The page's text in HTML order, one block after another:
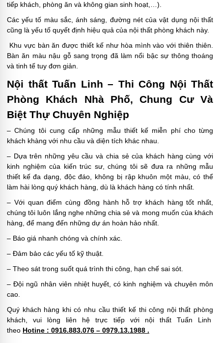
tiếp khách, phòng ăn và không gian sinh hoạt,…).
Các yếu tố màu sắc, ánh sáng, đường nét của vật dụng nội thất
cũng là yếu tố quyết định hiệu quả của nội thất phòng khách này.
Khu vực bàn ăn được thiết kế như hòa mình vào với thiên thiên.
Bàn ăn màu nậu gỗ sang trọng đã làm nổi bậc sự thông thoáng
và tinh tế tuy đơn giản.
Nội thất Tuấn Linh – Thi Công Nội Thất
Phòng Khách Nhà Phố, Chung Cư Và
Biệt Thự Chuyên Nghiệp
– Chúng tôi cung cấp những mẫu thiết kế miễn phí cho từng
khách khàng với nhu cầu và diện tích khác nhau.
– Dựa trên những yêu cầu và chia sẻ của khách hàng cùng với
kinh nghiệm của kiến trúc sư, chúng tôi sẽ đưa ra những mẫu
thiết kế đa dạng, độc đáo, không bị rập khuôn một màu, có thể
làm hài lòng quý khách hàng, dù là khách hàng có tính nhất.
– Với quan điểm cùng đồng hành hỗ trợ khách hàng tốt nhất,
chúng tôi luôn lắng nghe những chia sẻ và mong muốn của khách
hàng, để mang đến những dự án hoàn hảo nhất.
– Báo giá nhanh chóng và chính xác.
– Đảm bảo các yếu tố kỹ thuật.
– Theo sát trong suốt quá trình thi công, hạn chế sai sót.
– Đội ngũ nhân viên nhiệt huyết, có kinh nghiệm và chuyên môn
cao.
Quý khách hàng khi có nhu cầu thiết kế thi công nội thất phòng
khách, vui lòng liên hệ trực tiếp với nội thất Tuấn Linh
theo Hotine : 0916.883.076 – 0979.13.1988 .